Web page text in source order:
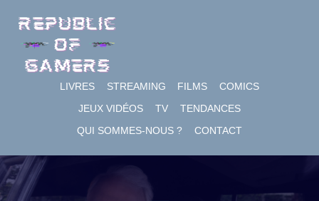
content
LIVRES STREAMING FILMS
COMICS
JEUX VIDÉOS
TV
TENDANCES
QUI SOMMES-NOUS ?
CONTACT